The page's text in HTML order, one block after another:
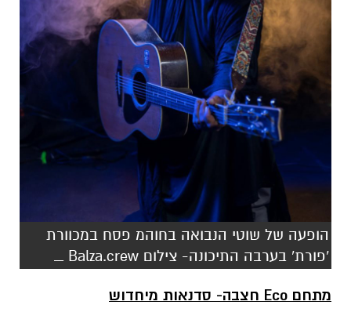
הופעה של שוטי הנבואה בחוהמ פסח במכוורת
'פורת' בערבה התיכונה- צילום Balza.crew _
מתחם Eco חצבה- סדנאות מיחדוש